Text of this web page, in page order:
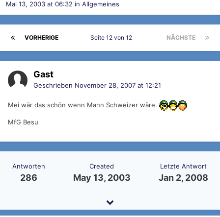
Mai 13, 2003 at 06:32 in Allgemeines
VORHERIGE NÄCHSTE
Seite 12 von 12
Gast
Geschrieben November 28, 2007 at 12:21
Mei wär das schön wenn Mann Schweizer wäre.
MfG Besu
Antworten
286
Created
May 13, 2003
Letzte Antwort
Jan 2, 2008